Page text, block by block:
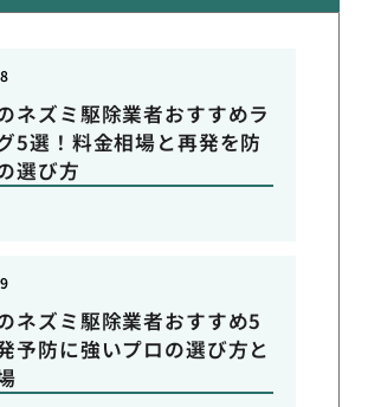
ネズミ駆除業者おすすめラ
5選！料金相場と再発を防
選び方
ネズミ駆除業者おすすめ5
予防に強いプロの選び方と